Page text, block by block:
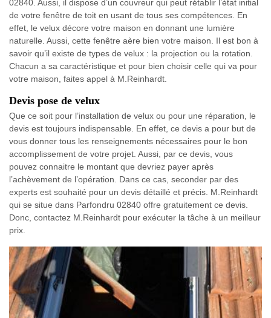
02840. Aussi, il dispose d’un couvreur qui peut rétablir l’état initial
de votre fenêtre de toit en usant de tous ses compétences. En
effet, le velux décore votre maison en donnant une lumière
naturelle. Aussi, cette fenêtre aère bien votre maison. Il est bon à
savoir qu’il existe de types de velux : la projection ou la rotation.
Chacun a sa caractéristique et pour bien choisir celle qui va pour
votre maison, faites appel à M.Reinhardt.
Devis pose de velux
Que ce soit pour l’installation de velux ou pour une réparation, le
devis est toujours indispensable. En effet, ce devis a pour but de
vous donner tous les renseignements nécessaires pour le bon
accomplissement de votre projet. Aussi, par ce devis, vous
pouvez connaitre le montant que devriez payer après
l’achèvement de l’opération. Dans ce cas, seconder par des
experts est souhaité pour un devis détaillé et précis. M.Reinhardt
qui se situe dans Parfondru 02840 offre gratuitement ce devis.
Donc, contactez M.Reinhardt pour exécuter la tâche à un meilleur
prix.